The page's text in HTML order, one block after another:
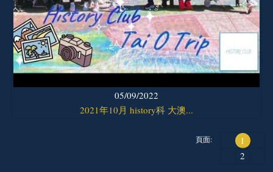
05/09/2022
2021年10月 history科 大澳...
頁面:
1
2